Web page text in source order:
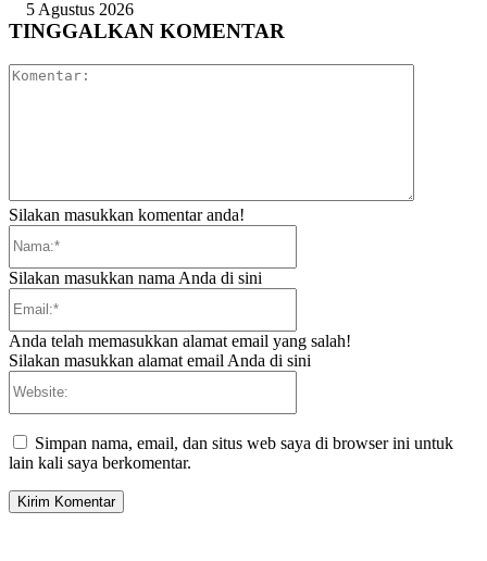
5 Agustus 2026
TINGGALKAN KOMENTAR
Silakan masukkan komentar anda!
Silakan masukkan nama Anda di sini
Anda telah memasukkan alamat email yang salah!
Silakan masukkan alamat email Anda di sini
Simpan nama, email, dan situs web saya di browser ini untuk
lain kali saya berkomentar.